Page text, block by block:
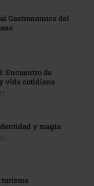
Gastronómico del
Encuentro de
vida cotidiana
y magia